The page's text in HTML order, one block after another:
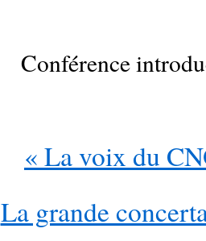
Conférence
« La voix du
La grande